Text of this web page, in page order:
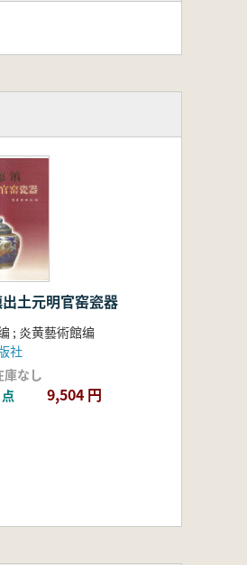
土元明官窑瓷器
; 炎黄藝術館编
社
庫なし
9,504 円